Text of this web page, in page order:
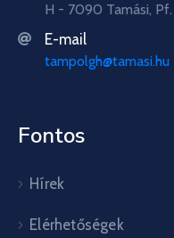
H - 7090 Tamási, Pf.
E-mail
tampolgh@tamasi.hu
Fontos
Hírek
Elérhetőségek